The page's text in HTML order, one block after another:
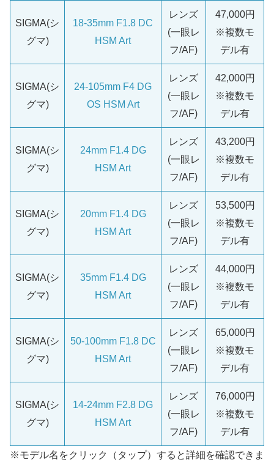
SIGMA(シ
グマ)
18-35mm F1.8 DC
HSM Art
レンズ
(一眼レ
フ/AF)
47,000円
※複数モ
デル有
SIGMA(シ
グマ)
24-105mm F4 DG
OS HSM Art
レンズ
(一眼レ
フ/AF)
42,000円
※複数モ
デル有
SIGMA(シ
グマ)
24mm F1.4 DG
HSM Art
レンズ
(一眼レ
フ/AF)
43,200円
※複数モ
デル有
SIGMA(シ
グマ)
20mm F1.4 DG
HSM Art
レンズ
(一眼レ
フ/AF)
53,500円
※複数モ
デル有
SIGMA(シ
グマ)
35mm F1.4 DG
HSM Art
レンズ
(一眼レ
フ/AF)
44,000円
※複数モ
デル有
SIGMA(シ
グマ)
50-100mm F1.8 DC
HSM Art
レンズ
(一眼レ
フ/AF)
65,000円
※複数モ
デル有
SIGMA(シ
グマ)
14-24mm F2.8 DG
HSM Art
レンズ
(一眼レ
フ/AF)
76,000円
※複数モ
デル有
※モデル名をクリック（タップ）すると詳細を確認できま